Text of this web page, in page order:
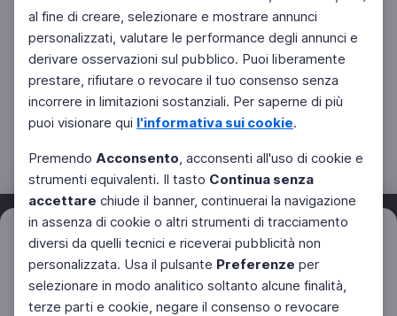
al fine di creare, selezionare e mostrare annunci
personalizzati, valutare le performance degli annunci e
derivare osservazioni sul pubblico. Puoi liberamente
prestare, rifiutare o revocare il tuo consenso senza
incorrere in limitazioni sostanziali. Per saperne di più
puoi visionare qui l'informativa sui cookie.
Premendo Acconsento, acconsenti all'uso di cookie e
strumenti equivalenti. Il tasto Continua senza
accettare chiude il banner, continuerai la navigazione
in assenza di cookie o altri strumenti di tracciamento
diversi da quelli tecnici e riceverai pubblicità non
personalizzata. Usa il pulsante Preferenze per
selezionare in modo analitico soltanto alcune finalità,
terze parti e cookie, negare il consenso o revocare
Filtri Azzera
Facebook Twitter Instagram